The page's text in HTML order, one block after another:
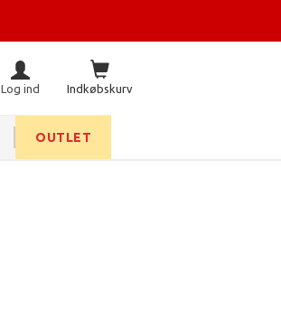
Indkøbskurv
Log ind
OUTLET